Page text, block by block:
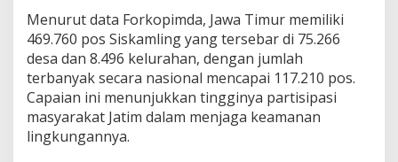
Menurut data Forkopimda, Jawa Timur memiliki
469.760 pos Siskamling yang tersebar di 75.266
desa dan 8.496 kelurahan, dengan jumlah
terbanyak secara nasional mencapai 117.210 pos.
Capaian ini menunjukkan tingginya partisipasi
masyarakat Jatim dalam menjaga keamanan
lingkungannya.